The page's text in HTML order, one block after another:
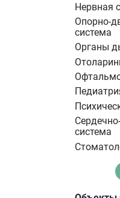
Нервная
Опорно-
система
Органы
система
страниц